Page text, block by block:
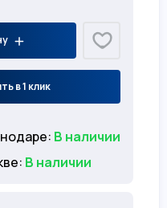
в 1 клик
В наличии
В наличии